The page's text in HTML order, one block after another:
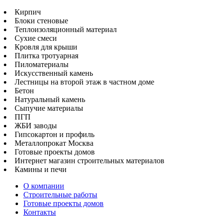
Кирпич
Блоки стеновые
Теплоизоляционный материал
Сухие смеси
Кровля для крыши
Плитка тротуарная
Пиломатериалы
Искусственный камень
Лестницы на второй этаж в частном доме
Бетон
Натуральный камень
Сыпучие материалы
ПГП
ЖБИ заводы
Гипсокартон и профиль
Металлопрокат Москва
Готовые проекты домов
Интернет магазин строительных материалов
Камины и печи
О компании
Строительные работы
Готовые проекты домов
Контакты